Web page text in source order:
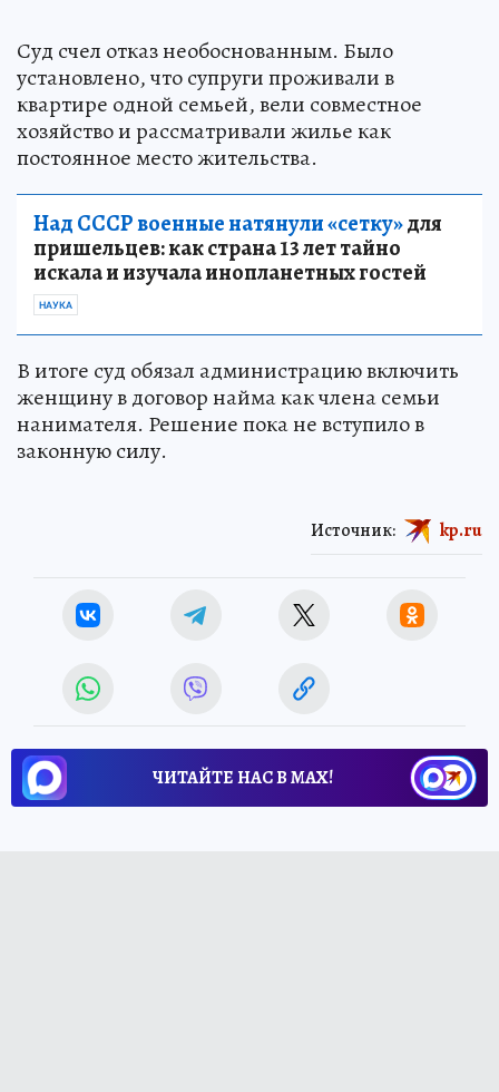
Суд счел отказ необоснованным. Было
установлено, что супруги проживали в
квартире одной семьей, вели совместное
хозяйство и рассматривали жилье как
постоянное место жительства.
Над СССР военные натянули «сетку»для
пришельцев: как страна 13 лет тайно
искала и изучала инопланетных гостей
НАУКА
В итоге суд обязал администрацию включить
женщину в договор найма как члена семьи
нанимателя. Решение пока не вступило в
законную силу.
Источник: kp.ru
ЧИТАЙТЕ НАС В МАХ!